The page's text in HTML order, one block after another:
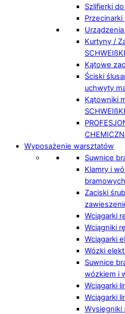
Szlifierki
Kurtyny /
Kątowe
Ściski
uchwyty
Kątowniki
Wyposażenie warsztatów
Suwnice
Klamry i
bramowych
Zaciski
Wciągarki
Wciągniki
Wciągarki
Wózki
Suwnice
wózkiem i
Wciągarki
Wciągarki
Wysięgniki